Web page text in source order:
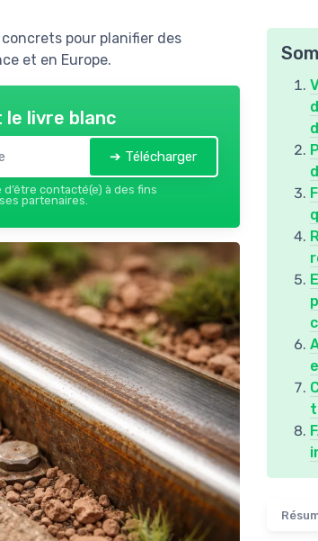
pour planifier des
et en Europe.
livre blanc
➔ Télécharger
contacté(e) à des fins
partenaires.